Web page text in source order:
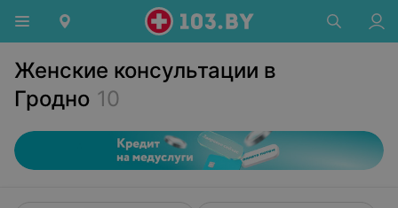
Женские консультации в
Гродно 10